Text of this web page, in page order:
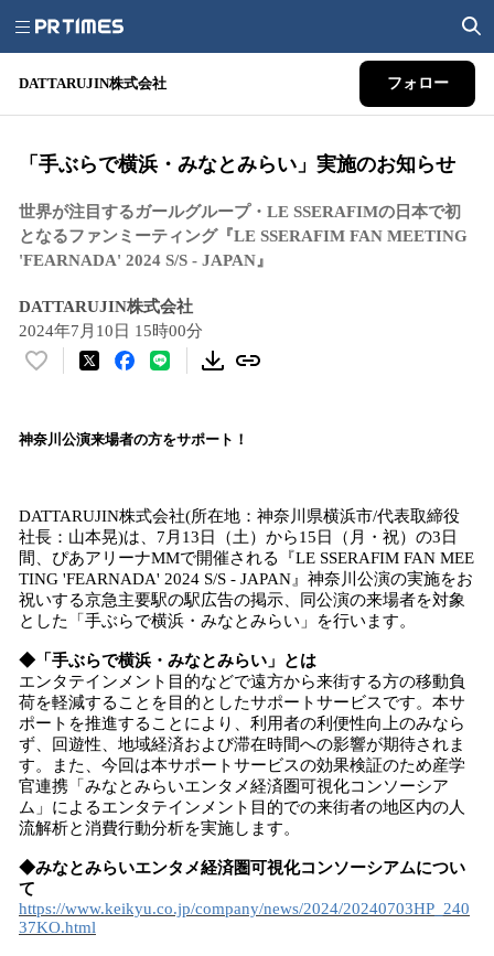
DATTARUJIN株式会社 フォロー
「手ぶらで横浜・みなとみらい」実施のお知らせ
世界が注目するガールグループ・LE SSERAFIMの日本で初
となるファンミーティング『LE SSERAFIM FAN MEETING
'FEARNADA' 2024 S/S - JAPAN』
DATTARUJIN株式会社
2024年7月10日 15時00分
い
！
読
み
込
み
中
で
す
神奈川公演来場者の方をサポート！
DATTARUJIN株式会社(所在地：神奈川県横浜市/代表取締役
社長：山本晃)は、7月13日（土）から15日（月・祝）の3日
間、ぴあアリーナMMで開催される『LE SSERAFIM FAN MEE
TING 'FEARNADA' 2024 S/S - JAPAN』神奈川公演の実施をお
祝いする京急主要駅の駅広告の掲示、同公演の来場者を対象
とした「手ぶらで横浜・みなとみらい」を行います。
◆「手ぶらで横浜・みなとみらい」とは
エンタテインメント目的などで遠方から来街する方の移動負
荷を軽減することを目的としたサポートサービスです。本サ
ポートを推進することにより、利用者の利便性向上のみなら
ず、回遊性、地域経済および滞在時間への影響が期待されま
す。また、今回は本サポートサービスの効果検証のため産学
官連携「みなとみらいエンタメ経済圏可視化コンソーシア
ム」によるエンタテインメント目的での来街者の地区内の人
流解析と消費行動分析を実施します。
◆みなとみらいエンタメ経済圏可視化コンソーシアムについ
て
https://www.keikyu.co.jp/company/news/2024/20240703HP_240
37KO.html